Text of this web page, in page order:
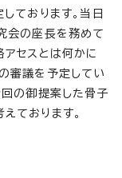
ております。当日
会の座長を務めて
セスとは何かに
審議を予定してい
回の御提案した骨子
ております。